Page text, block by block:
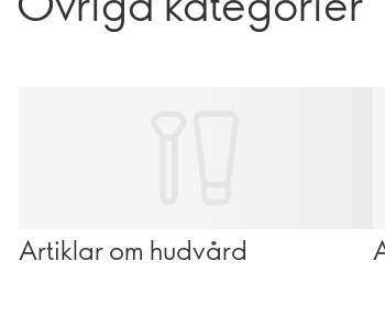
Artiklar om hudvård